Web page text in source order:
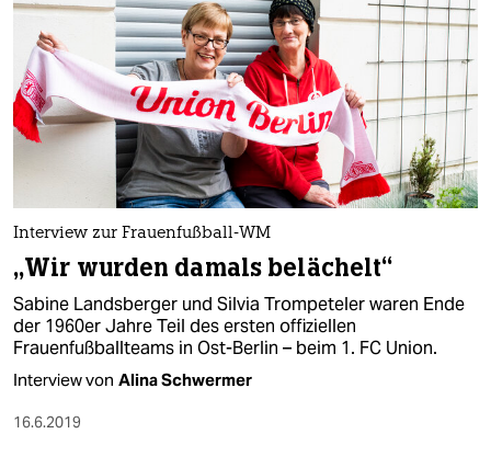
Interview zur Frauenfußball-WM
„Wir wurden damals belächelt“
Sabine Landsberger und Silvia Trompeteler waren Ende
der 1960er Jahre Teil des ersten offiziellen
Frauenfußballteams in Ost-Berlin – beim 1. FC Union.
Interview von Alina Schwermer
16.6.2019